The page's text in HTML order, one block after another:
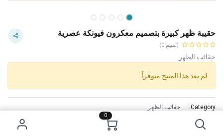
0
حقيبة ظهر كبيرة بتصميم معكرون فيونكة عصرية
(تقييم 0)
حقائب الظهر
لم يعد هذا المنتج متوفراً.
Category:
حقائب الظهر
المزايا :